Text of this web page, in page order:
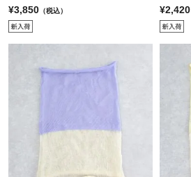
¥3,850 （税込）
¥2,420